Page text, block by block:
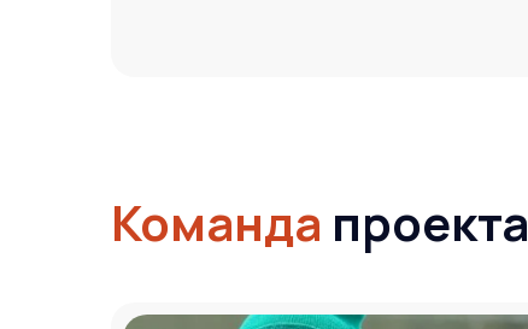
Команда проекта